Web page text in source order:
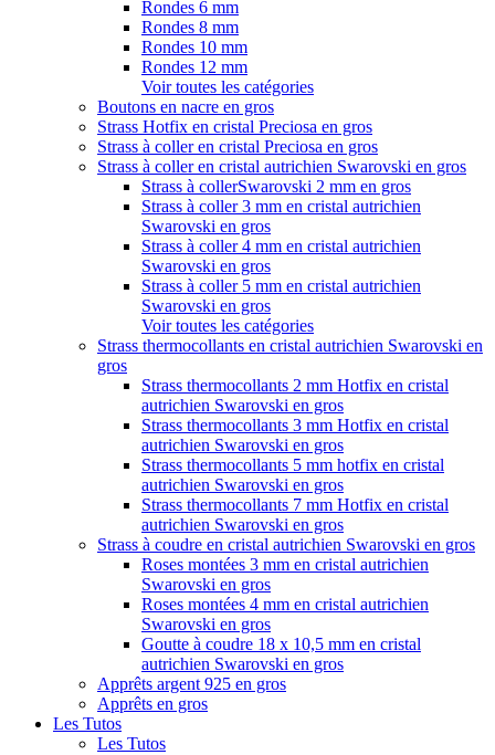
Rondes 6 mm
Rondes 8 mm
Rondes 10 mm
Rondes 12 mm
Voir toutes les catégories
Boutons en nacre en gros
Strass Hotfix en cristal Preciosa en gros
Strass à coller en cristal Preciosa en gros
Strass à coller en cristal autrichien Swarovski en gros
Strass à collerSwarovski 2 mm en gros
Strass à coller 3 mm en cristal autrichien
Swarovski en gros
Strass à coller 4 mm en cristal autrichien
Swarovski en gros
Strass à coller 5 mm en cristal autrichien
Swarovski en gros
Voir toutes les catégories
Strass thermocollants en cristal autrichien Swarovski en
gros
Strass thermocollants 2 mm Hotfix en cristal
autrichien Swarovski en gros
Strass thermocollants 3 mm Hotfix en cristal
autrichien Swarovski en gros
Strass thermocollants 5 mm hotfix en cristal
autrichien Swarovski en gros
Strass thermocollants 7 mm Hotfix en cristal
autrichien Swarovski en gros
Strass à coudre en cristal autrichien Swarovski en gros
Roses montées 3 mm en cristal autrichien
Swarovski en gros
Roses montées 4 mm en cristal autrichien
Swarovski en gros
Goutte à coudre 18 x 10,5 mm en cristal
autrichien Swarovski en gros
Apprêts argent 925 en gros
Apprêts en gros
Les Tutos
Les Tutos